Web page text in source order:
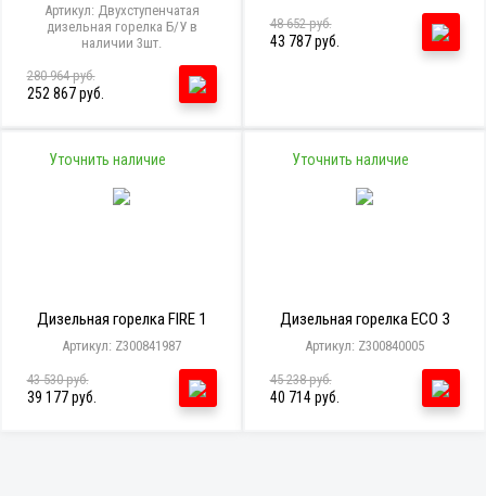
Артикул: Двухступенчатая
дизельная горелка Б/У в
наличии 3шт.
280 964 руб.
252 867 руб.
48 652 руб.
43 787 руб.
Уточнить наличие
Дизельная горелка FIRE 1
Артикул: Z300841987
43 530 руб.
39 177 руб.
Уточнить наличие
Дизельная горелка ECO 3
Артикул: Z300840005
45 238 руб.
40 714 руб.